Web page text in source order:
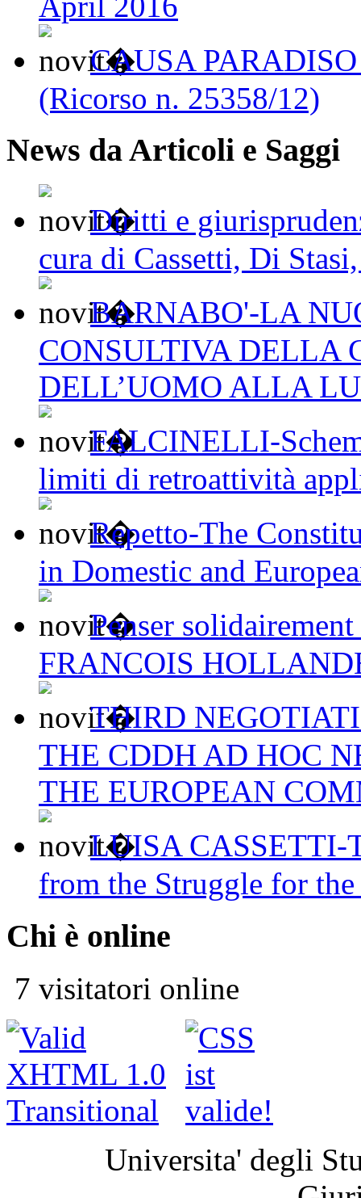
CAUSA
(Ricorso n. 25358/12)
News da Articoli e Saggi
Diritti e
cura di Cassetti, Di
BARNABO'-LA
CONSULTIVA DELLA
DELL’UOMO ALLA
FALCINELLI-
limiti di retroattività
Repetto-The
in Domestic and
Penser
FRANCOIS
THIRD
THE CDDH AD HOC
THE EUROPEAN
LUISA CASSETTI-
from the Struggle for
Chi è online
7 visitatori online
Universita' degli